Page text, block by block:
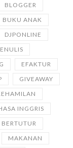
BLOGGER
BUKU ANAK
DJPONLINE
EFAKTUR
GIVEAWAY
INGGRIS
MAKANAN